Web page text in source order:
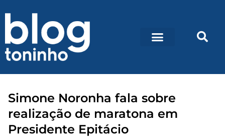
Simone Noronha fala sobre
realização de maratona em
Presidente Epitácio